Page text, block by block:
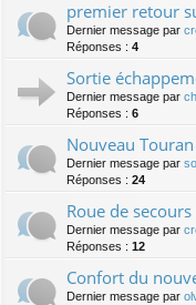
premier retour
Dernier message par
Réponses : 4
Sortie
Dernier message par
Réponses : 6
Nouveau Touran
Dernier message par
Réponses : 24
Roue de
Dernier message par
Réponses : 12
Confort du
Dernier message par